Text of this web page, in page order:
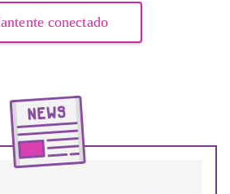
conectado